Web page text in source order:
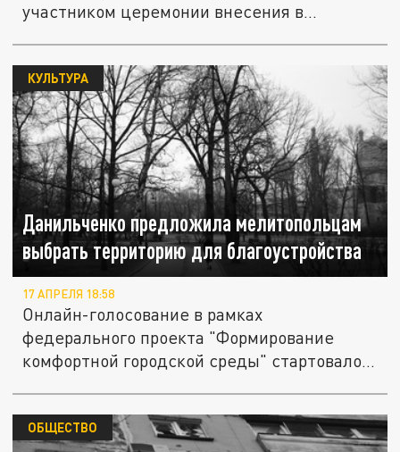
участником церемонии внесения в...
Данильченко предложила мелитопольцам
выбрать территорию для благоустройства
КУЛЬТУРА
17 АПРЕЛЯ 18:58
Онлайн-голосование в рамках
федерального проекта "Формирование
комфортной городской среды" стартовало
ОБЩЕСТВО